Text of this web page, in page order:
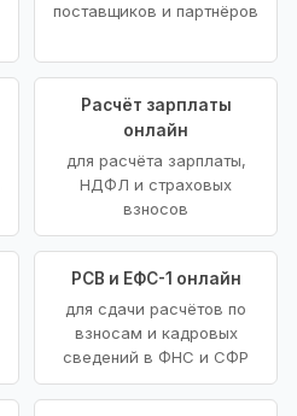
поставщиков и партнёров
Расчёт зарплаты
онлайн
для расчёта зарплаты,
НДФЛ и страховых
взносов
РСВ и ЕФС-1 онлайн
для сдачи расчётов по
взносам и кадровых
сведений в ФНС и СФР